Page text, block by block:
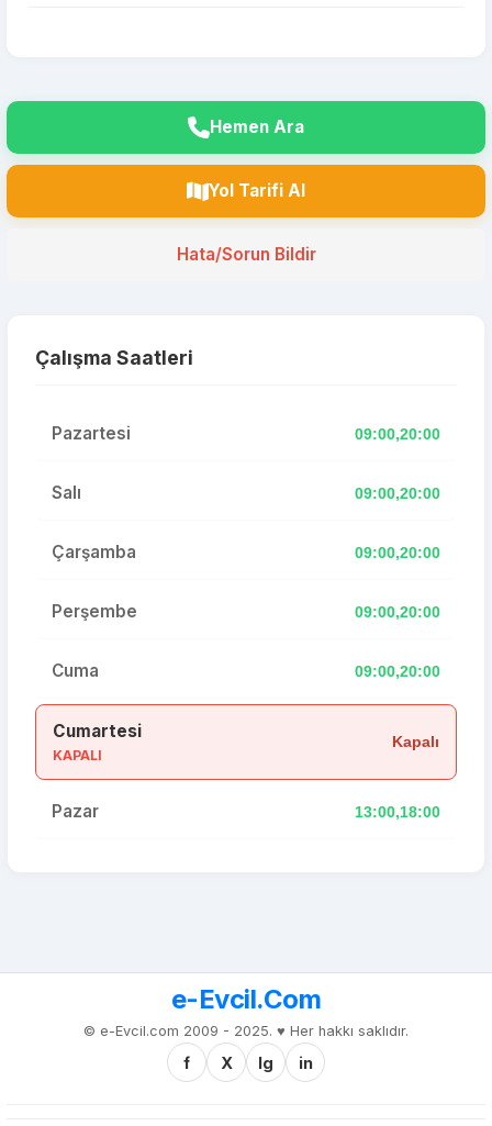
Hemen Ara
Yol Tarifi Al
Hata/Sorun Bildir
Çalışma Saatleri
Pazartesi 09:00,20:00
Salı 09:00,20:00
Çarşamba 09:00,20:00
Perşembe 09:00,20:00
Cuma 09:00,20:00
Cumartesi
KAPALI
Kapalı
Pazar 13:00,18:00
e-Evcil.Com
© e-Evcil.com 2009 - 2025. ♥️ Her hakkı saklıdır.
f X Ig in